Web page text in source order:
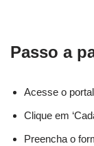
Passo a
Acesse o
Clique em
Preencha o